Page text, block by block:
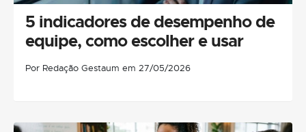
5 indicadores de desempenho de
equipe, como escolher e usar
Por Redação Gestaum em 27/05/2026